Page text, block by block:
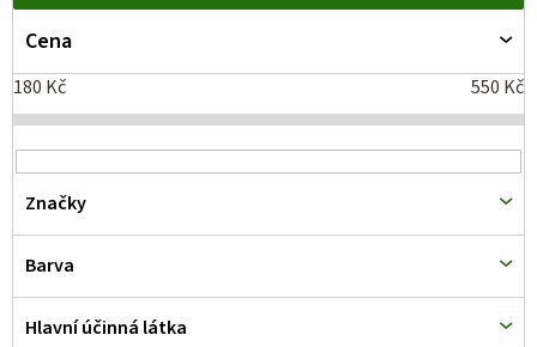
Cena
180 Kč 550 Kč
Značky
Barva
Hlavní účinná látka
p
i
s
p
r
o
d
u
k